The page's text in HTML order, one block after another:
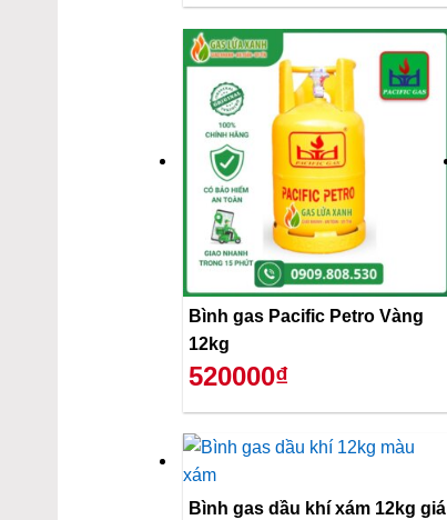
Bình gas Pacific Petro Vàng
12kg
520000₫
Bình gas dầu khí xám 12kg giá